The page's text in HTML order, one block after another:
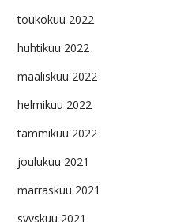
toukokuu 2022
huhtikuu 2022
maaliskuu 2022
helmikuu 2022
tammikuu 2022
joulukuu 2021
marraskuu 2021
syyskuu 2021